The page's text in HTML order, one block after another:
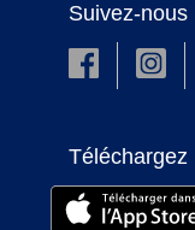
Suivez-nous
Téléchargez